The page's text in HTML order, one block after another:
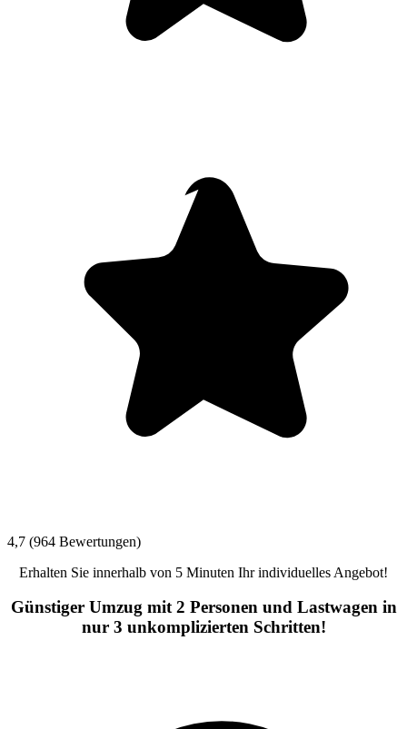
4,7 (964 Bewertungen)
Erhalten Sie innerhalb von 5 Minuten Ihr individuelles Angebot!
Günstiger Umzug mit 2 Personen und Lastwagen in
nur 3 unkomplizierten Schritten!